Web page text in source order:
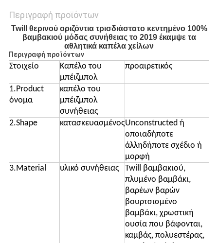
Περιγραφή προϊόντων
Twill θερινού οριζόντια τρισδιάστατο κεντημένο 100%
βαμβακιού μόδας συνήθειας το 2019 έκαμψε τα
αθλητικά καπέλα χείλων
Περιγραφή προϊόντων
Στοιχείο
Καπέλο του
μπέιζμπολ
προαιρετικός
1.Product
όνομα
καπέλο του
μπέιζμπολ
συνήθειας
2.Shape
κατασκευασμένοςUnconstructed ή
οποιαδήποτε
άλληδήποτε σχέδιο ή
μορφή
3.Material
υλικό συνήθειας
Twill βαμβακιού,
πλυμένο βαμβάκι,
βαρέων βαρών
βουρτσισμένο
βαμβάκι, χρωστική
ουσία που βάφονται,
καμβάς, πολυεστέρας,